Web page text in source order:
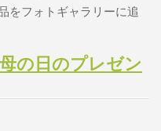
をフォトギャラリーに追
の日のプレゼン